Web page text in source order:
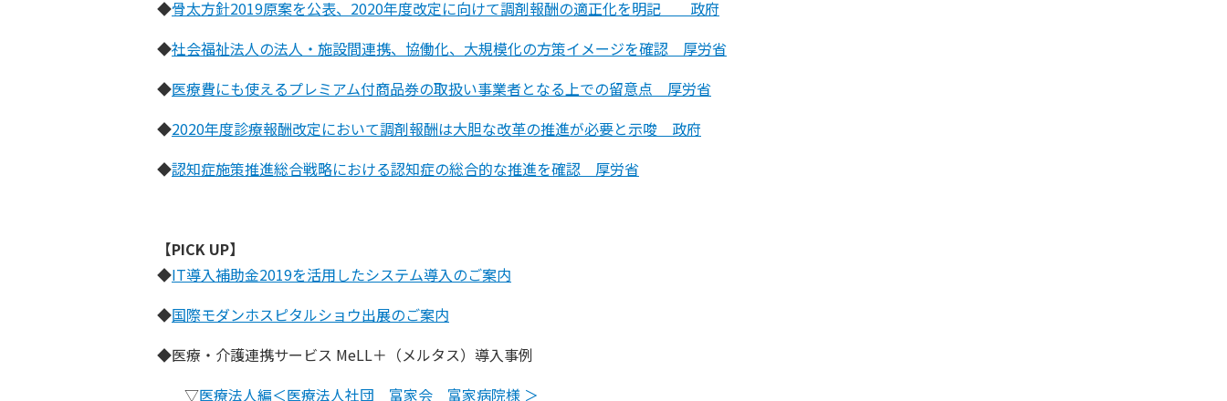
◆骨太方針2019原案を公表、2020年度改定に向けて調剤報酬の適正化を明記 政府
◆社会福祉法人の法人・施設間連携、協働化、大規模化の方策イメージを確認 厚労省
◆医療費にも使えるプレミアム付商品券の取扱い事業者となる上での留意点 厚労省
◆2020年度診療報酬改定において調剤報酬は大胆な改革の推進が必要と示唆 政府
◆認知症施策推進総合戦略における認知症の総合的な推進を確認 厚労省
【PICK UP】
◆IT導入補助金2019を活用したシステム導入のご案内
◆国際モダンホスピタルショウ出展のご案内
◆医療・介護連携サービス MeLL＋（メルタス）導入事例
▽医療法人編＜医療法人社団 富家会 富家病院様 ＞